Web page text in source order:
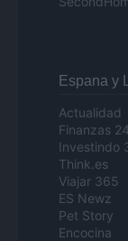
Espana y
Actualidad
Finanzas 24
Investindo
Think.es
Viajar 365
ES Newz
Pet Story
Encocina